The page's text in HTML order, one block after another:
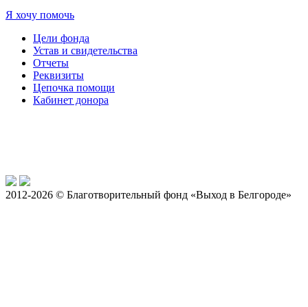
Я хочу помочь
Цели фонда
Устав и свидетельства
Отчеты
Реквизиты
Цепочка помощи
Кабинет донора
2012-2026 © Благотворительный фонд «Выход в Белгороде»